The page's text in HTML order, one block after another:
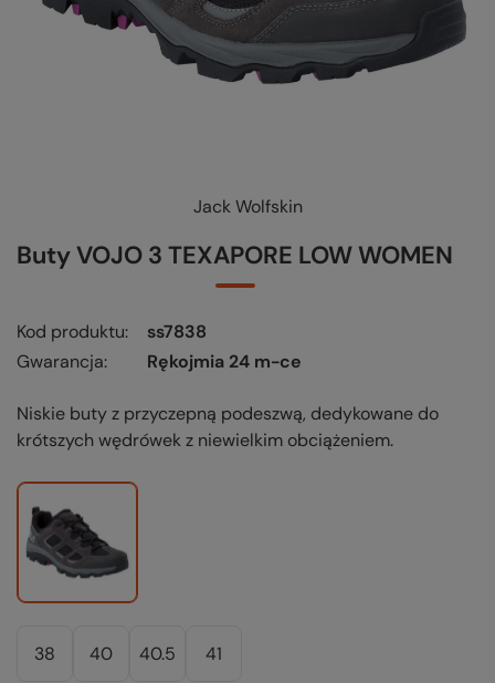
Jack Wolfskin
Buty VOJO 3 TEXAPORE LOW WOMEN
Kod produktu
ss7838
Gwarancja
Rękojmia 24 m-ce
Niskie buty z przyczepną podeszwą, dedykowane do
krótszych wędrówek z niewielkim obciążeniem.
38 40 40.5 41